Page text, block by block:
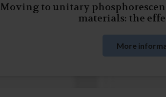
Moving to unitary
materials: the
More